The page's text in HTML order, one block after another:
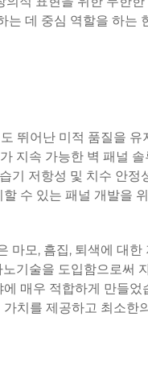
데 중심 역할을 하는
뛰어난 미적 품질을
지속 가능한 벽 패널
기 저항성 및 치수 안
수 있는 패널 개발을
모, 흠집, 퇴색에 대
기술을 도입함으로써
매우 적합하게 만들
치를 제공하고 최소